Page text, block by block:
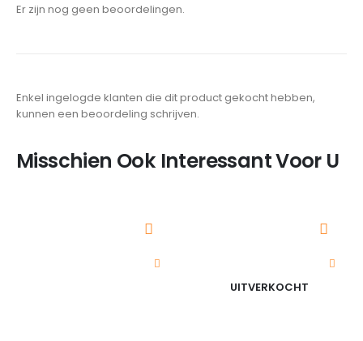
Er zijn nog geen beoordelingen.
Enkel ingelogde klanten die dit product gekocht hebben,
kunnen een beoordeling schrijven.
Misschien Ook Interessant Voor U
UITVERKOCHT